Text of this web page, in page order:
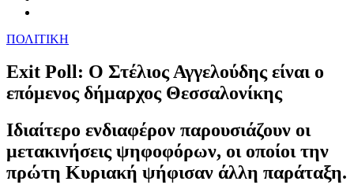
ΠΟΛΙΤΙΚΗ
Exit Poll: Ο Στέλιος Αγγελούδης είναι ο
επόμενος δήμαρχος Θεσσαλονίκης
Ιδιαίτερο ενδιαφέρον παρουσιάζουν οι
μετακινήσεις ψηφοφόρων, οι οποίοι την
πρώτη Κυριακή ψήφισαν άλλη παράταξη.